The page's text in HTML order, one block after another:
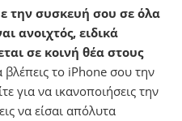
την συσκευή σου σε όλα
ανοιχτός, ειδικά
σε κοινή θέα στους
βλέπεις το iPhone σου την
για να ικανοποιήσεις την
να είσαι απόλυτα